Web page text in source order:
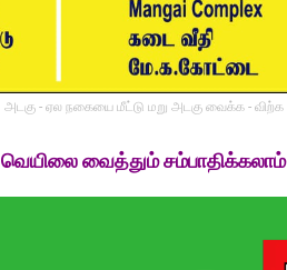
அடகு - ஏல நகையை மீட்டு மறு அடகு வைக்க - விற்க
வெயிலை வைத்தும் சம்பாதிக்கலாம்